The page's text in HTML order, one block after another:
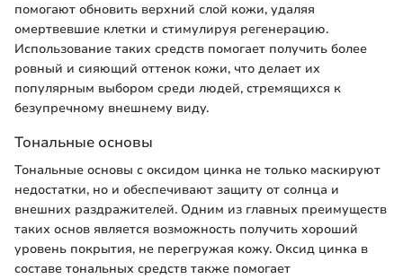
помогают обновить верхний слой кожи, удаляя
омертвевшие клетки и стимулируя регенерацию.
Использование таких средств помогает получить более
ровный и сияющий оттенок кожи, что делает их
популярным выбором среди людей, стремящихся к
безупречному внешнему виду.
Тональные основы
Тональные основы с оксидом цинка не только маскируют
недостатки, но и обеспечивают защиту от солнца и
внешних раздражителей. Одним из главных преимуществ
таких основ является возможность получить хороший
уровень покрытия, не перегружая кожу. Оксид цинка в
составе тональных средств также помогает